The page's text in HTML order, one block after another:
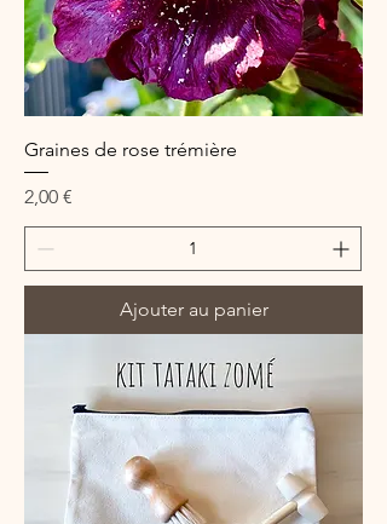
Graines de rose trémière
Prix
2,00 €
Ajouter au panier